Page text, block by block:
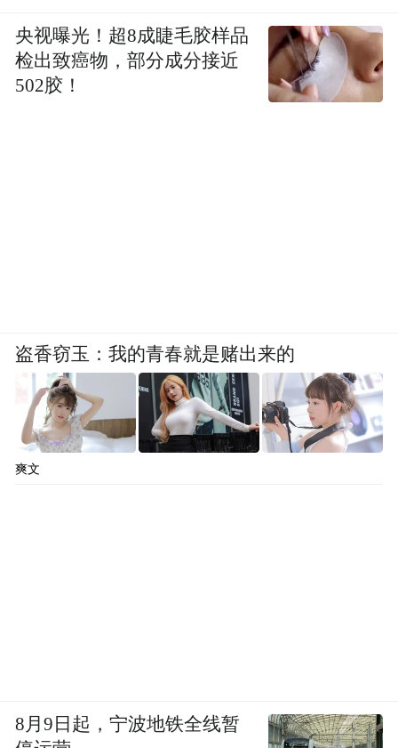
央视曝光！超8成睫毛胶样品
检出致癌物，部分成分接近
502胶！
盗香窃玉：我的青春就是赌出来的
爽文
8月9日起，宁波地铁全线暂